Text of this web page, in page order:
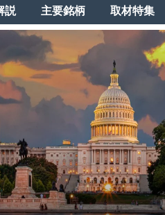
説 主要銘柄 取材特集